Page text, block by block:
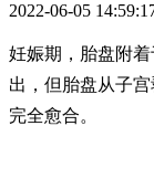
2022-06-05
妊娠期，胎盘附
出，但胎盘从子
完全愈合。